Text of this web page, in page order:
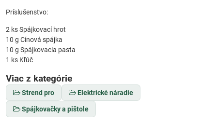
Príslušenstvo:
2 ks Spájkovací hrot
10 g Cínová spájka
10 g Spájkovacia pasta
1 ks Kľúč
Viac z kategórie
Strend pro Elektrické náradie
Spájkovačky a pištole